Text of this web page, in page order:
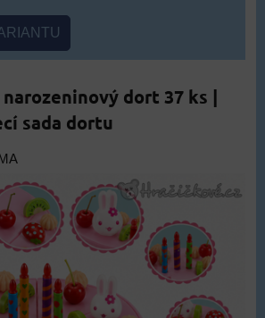
narozeninový dort 37 ks |
sada dortu